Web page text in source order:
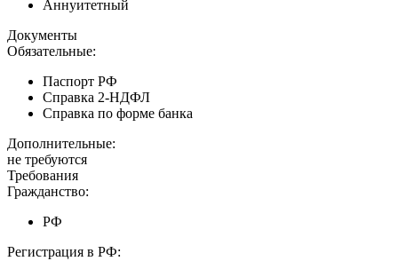
Аннуитетный
Документы
Обязательные:
Паспорт РФ
Справка 2-НДФЛ
Справка по форме банка
Дополнительные:
не требуются
Требования
Гражданство:
РФ
Регистрация в РФ: